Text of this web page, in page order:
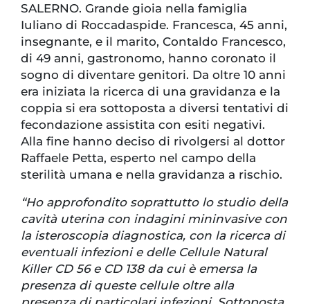
SALERNO. Grande gioia nella famiglia
Iuliano di Roccadaspide. Francesca, 45 anni,
insegnante, e il marito, Contaldo Francesco,
di 49 anni, gastronomo, hanno coronato il
sogno di diventare genitori. Da oltre 10 anni
era iniziata la ricerca di una gravidanza e la
coppia si era sottoposta a diversi tentativi di
fecondazione assistita con esiti negativi.
Alla fine hanno deciso di rivolgersi al dottor
Raffaele Petta, esperto nel campo della
sterilità umana e nella gravidanza a rischio.
“Ho approfondito soprattutto lo studio della
cavità uterina con indagini mininvasive con
la isteroscopia diagnostica, con la ricerca di
eventuali infezioni e delle Cellule Natural
Killer CD 56 e CD 138 da cui è emersa la
presenza di queste cellule oltre alla